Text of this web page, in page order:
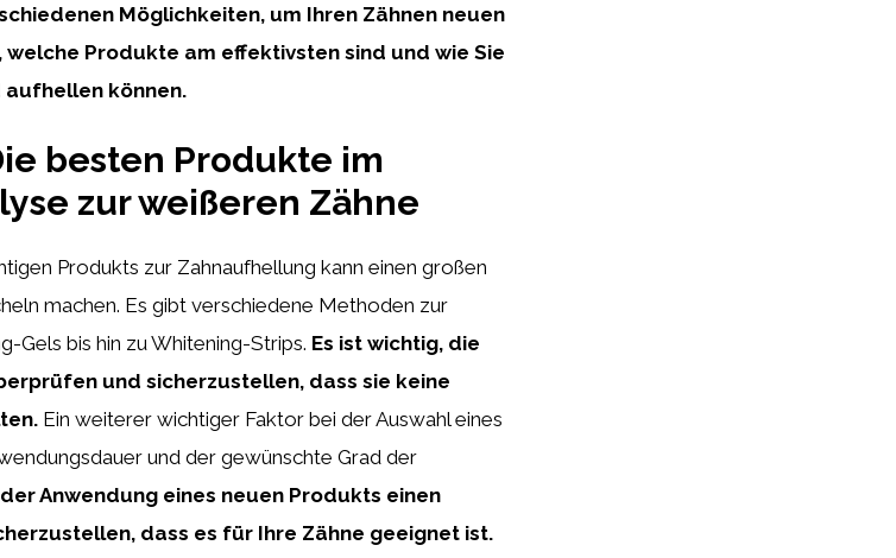
Möglichkeiten, um Ihren Zähnen neuen
welche Produkte am effektivsten sind und wie Sie
aufhellen können.
besten Produkte im
zur weißeren Zähne
Produkts zur Zahnaufhellung kann einen großen
machen. Es gibt verschiedene Methoden zur
Gels bis hin zu Whitening-Strips. Es ist wichtig, die
und sicherzustellen, dass sie keine
Ein weiterer wichtiger Faktor bei der Auswahl eines
und der gewünschte Grad der
Anwendung eines neuen Produkts einen
dass es für Ihre Zähne geeignet ist.